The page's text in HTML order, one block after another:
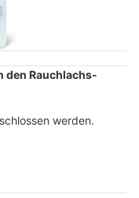
den Rauchlachs-
werden.